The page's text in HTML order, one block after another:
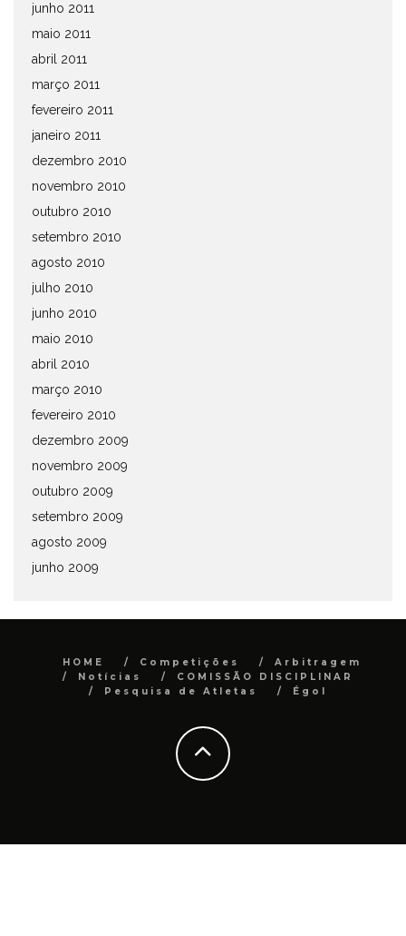
junho 2011
maio 2011
abril 2011
março 2011
fevereiro 2011
janeiro 2011
dezembro 2010
novembro 2010
outubro 2010
setembro 2010
agosto 2010
julho 2010
junho 2010
maio 2010
abril 2010
março 2010
fevereiro 2010
dezembro 2009
novembro 2009
outubro 2009
setembro 2009
agosto 2009
junho 2009
HOME Competições
Arbitragem
Notícias
COMISSÃO DISCIPLINAR
Pesquisa de Atletas
Égol